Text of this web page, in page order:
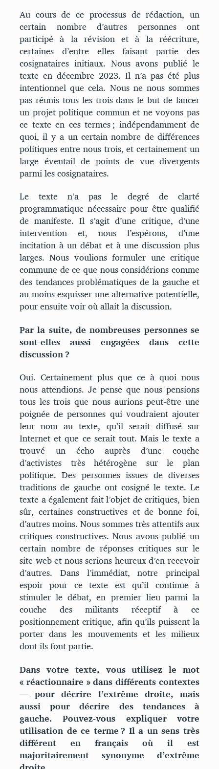
Au cours de ce processus de rédaction, un
certain nombre d’autres personnes ont
participé à la révision et à la réécriture,
certaines d’entre elles faisant partie des
cosignataires initiaux. Nous avons publié le
texte en décembre 2023. Il n’a pas été plus
intentionnel que cela. Nous ne nous sommes
pas réunis tous les trois dans le but de lancer
un projet politique commun et ne voyons pas
ce texte en ces termes ; indépendamment de
quoi, il y a un certain nombre de différences
politiques entre nous trois, et certainement un
large éventail de points de vue divergents
parmi les cosignataires.
Le texte n’a pas le degré de clarté
programmatique nécessaire pour être qualifié
de manifeste. Il s’agit d’une critique, d’une
intervention et, nous l’espérons, d’une
incitation à un débat et à une discussion plus
larges. Nous voulions formuler une critique
commune de ce que nous considérions comme
des tendances problématiques de la gauche et
au moins esquisser une alternative potentielle,
pour ensuite voir où allait la discussion.
Par la suite, de nombreuses personnes se
sont-elles aussi engagées dans cette
discussion ?
Oui. Certainement plus que ce à quoi nous
nous attendions. Je pense que nous pensions
tous les trois que nous aurions peut-être une
poignée de personnes qui voudraient ajouter
leur nom au texte, qu’il serait diffusé sur
Internet et que ce serait tout. Mais le texte a
trouvé un écho auprès d’une couche
d’activistes très hétérogène sur le plan
politique. Des personnes issues de diverses
traditions de gauche ont cosigné le texte. Le
texte a également fait l’objet de critiques, bien
sûr, certaines constructives et de bonne foi,
d’autres moins. Nous sommes très attentifs aux
critiques constructives. Nous avons publié un
certain nombre de réponses critiques sur le
site web et nous serions heureux d’en recevoir
d’autres. Dans l’immédiat, notre principal
espoir pour ce texte est qu’il continue à
stimuler le débat, en premier lieu parmi la
couche des militants réceptif à ce
positionnement critique, afin qu’ils puissent la
porter dans les mouvements et les milieux
dont ils font partie.
Dans votre texte, vous utilisez le mot
« réactionnaire » dans différents contextes
— pour décrire l’extrême droite, mais
aussi pour décrire des tendances à
gauche. Pouvez-vous expliquer votre
utilisation de ce terme ? Il a un sens très
différent en français où il est
majoritairement synonyme d’extrême